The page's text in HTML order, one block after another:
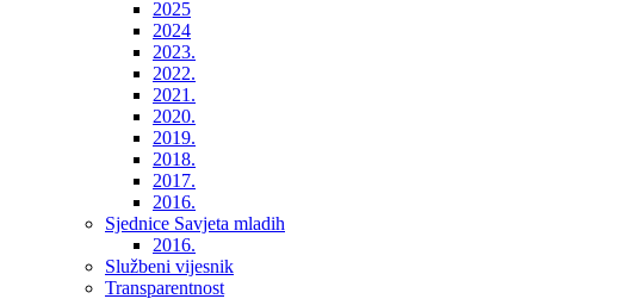
2025
2024
2023.
2022.
2021.
2020.
2019.
2018.
2017.
2016.
Sjednice Savjeta mladih
2016.
Službeni vijesnik
Transparentnost